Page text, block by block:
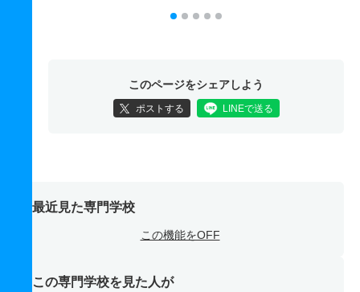
このページをシェアしよう
ポストする LINEで送る
最近見た専門学校
この機能をOFF
この専門学校を見た人が